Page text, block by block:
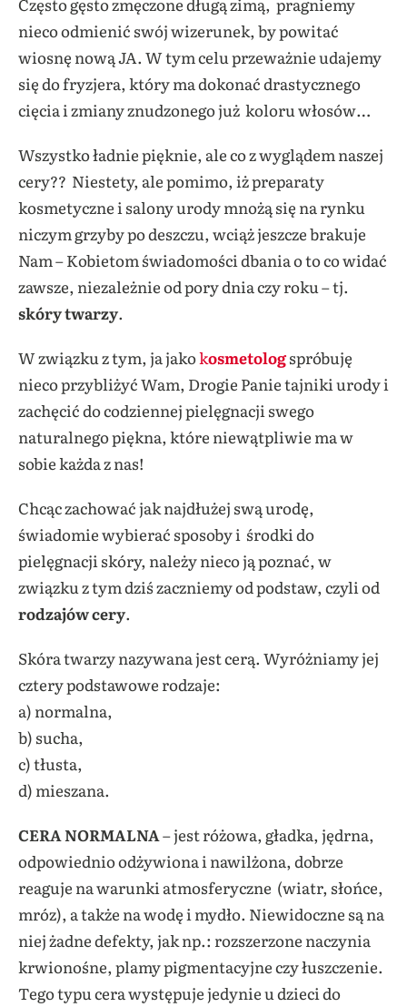
nieco odmienić swój wizerunek, by powitać
wiosnę nową JA. W tym celu przeważnie udajemy
się do fryzjera, który ma dokonać drastycznego
cięcia i zmiany znudzonego już koloru włosów…
Wszystko ładnie pięknie, ale co z wyglądem naszej
cery?? Niestety, ale pomimo, iż preparaty
kosmetyczne i salony urody mnożą się na rynku
niczym grzyby po deszczu, wciąż jeszcze brakuje
Nam – Kobietom świadomości dbania o to co widać
zawsze, niezależnie od pory dnia czy roku – tj.
skóry twarzy.
W związku z tym, ja jakokosmetologspróbuję
nieco przybliżyć Wam, Drogie Panie tajniki urody i
zachęcić do codziennej pielęgnacji swego
naturalnego piękna, które niewątpliwie ma w
sobie każda z nas!
Chcąc zachować jak najdłużej swą urodę,
świadomie wybierać sposoby i środki do
pielęgnacji skóry, należy nieco ją poznać, w
związku z tym dziś zaczniemy od podstaw, czyli od
rodzajów cery.
Skóra twarzy nazywana jest cerą. Wyróżniamy jej
cztery podstawowe rodzaje:
a) normalna,
b) sucha,
c) tłusta,
d) mieszana.
CERA NORMALNA– jest różowa, gładka, jędrna,
odpowiednio odżywiona i nawilżona, dobrze
reaguje na warunki atmosferyczne (wiatr, słońce,
mróz), a także na wodę i mydło. Niewidoczne są na
niej żadne defekty, jak np.: rozszerzone naczynia
krwionośne, plamy pigmentacyjne czy łuszczenie.
Tego typu cera występuje jedynie u dzieci do